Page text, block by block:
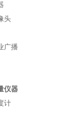
头
广播
仪器
计